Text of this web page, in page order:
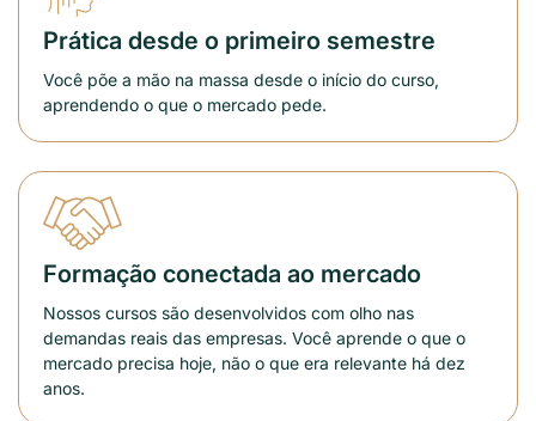
Prática desde o primeiro semestre
Você põe a mão na massa desde o início do curso,
aprendendo o que o mercado pede.
Formação conectada ao mercado
Nossos cursos são desenvolvidos com olho nas
demandas reais das empresas. Você aprende o que o
mercado precisa hoje, não o que era relevante há dez
anos.